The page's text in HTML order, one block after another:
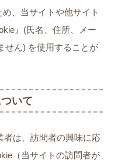
、当サイトや他サイト
』(氏名、住所、メー
せん) を使用することが
いて
者は、訪問者の興味に応
（当サイトの訪問者が